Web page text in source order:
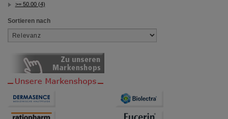
>= 50.00 (4)
Sortieren nach